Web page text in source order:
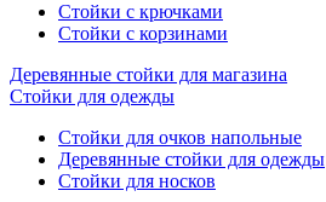
Стойки с крючками
Стойки с корзинами
Деревянные стойки для магазина
Стойки для одежды
Стойки для очков напольные
Деревянные стойки для одежды
Стойки для носков